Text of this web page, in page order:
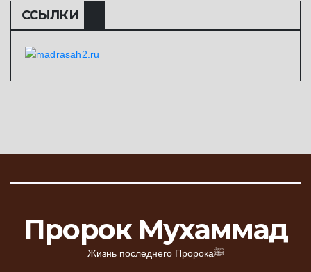
ССЫЛКИ
Пророк Мухаммад
Жизнь последнего Пророкаﷺ